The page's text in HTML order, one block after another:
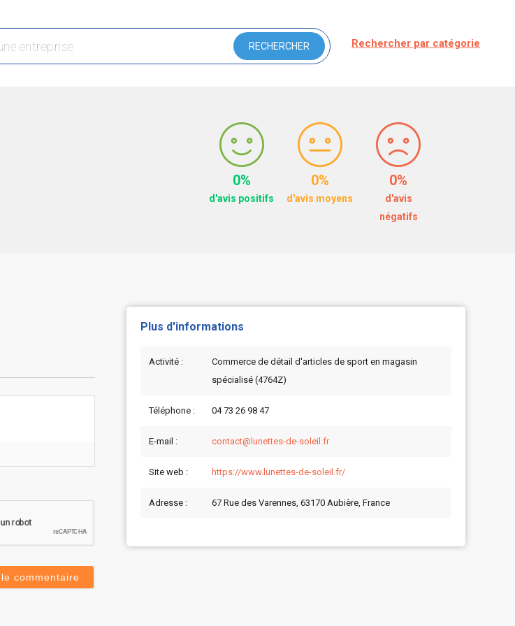
Rechercher par catégorie
0%
d'avis positifs
0%
d'avis moyens
0%
d'avis
négatifs
Plus d'informations
Activité :
Commerce de détail d'articles de sport en magasin
spécialisé (4764Z)
Téléphone : 04 73 26 98 47
E-mail : contact@lunettes-de-soleil.fr
Site web : https://www.lunettes-de-soleil.fr/
Adresse : 67 Rue des Varennes, 63170 Aubière, France